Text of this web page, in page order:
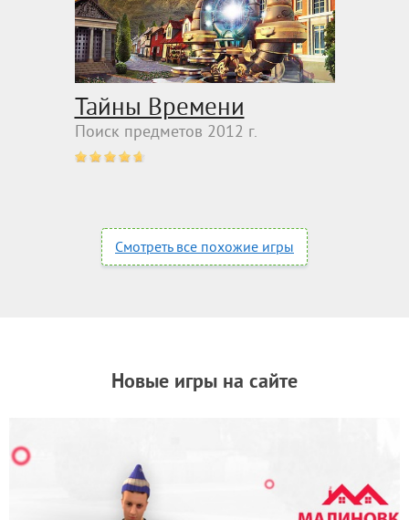
Тайны Времени
Поиск предметов 2012 г.
Смотреть все похожие игры
Новые игры на сайте